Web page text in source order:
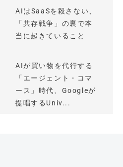
AIはSaaSを殺さない、
「共存戦争」の裏で本
当に起きていること
AIが買い物を代行する
「エージェント・コマ
ース」時代、Googleが
提唱するUniv...